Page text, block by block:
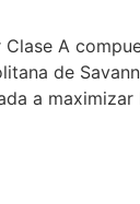
A
de
a